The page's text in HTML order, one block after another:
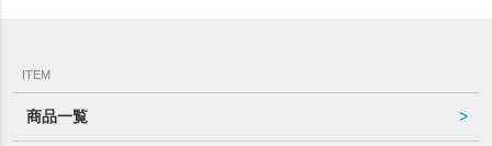
ITEM
商品一覧